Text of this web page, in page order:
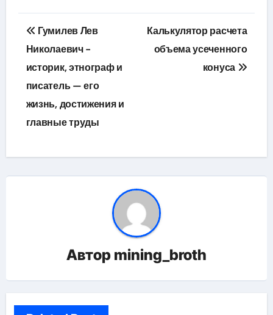
Навигация
по
записям
Гумилев Лев
Николаевич −
историк, этнограф и
писатель — его
жизнь, достижения и
главные труды
Калькулятор расчета
объема усеченного
конуса
Автор mining_broth